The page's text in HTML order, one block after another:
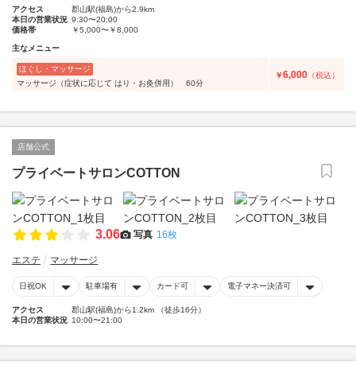
アクセス
郡山駅(福島)から2.9km
本日の営業状況 9:30〜20:00
価格帯
￥5,000〜￥8,000
主なメニュー
ほぐし・マッサージ
マッサージ（症状に応じて はり・お灸併用） 60分
￥6,000 （税込）
店舗公式
プライベートサロンCOTTON
3.06 写真 16枚
エステ マッサージ
日祝OK 駐車場有 カード可 電子マネー決済可
アクセス
郡山駅(福島)から1.2km （徒歩16分）
本日の営業状況 10:00〜21:00